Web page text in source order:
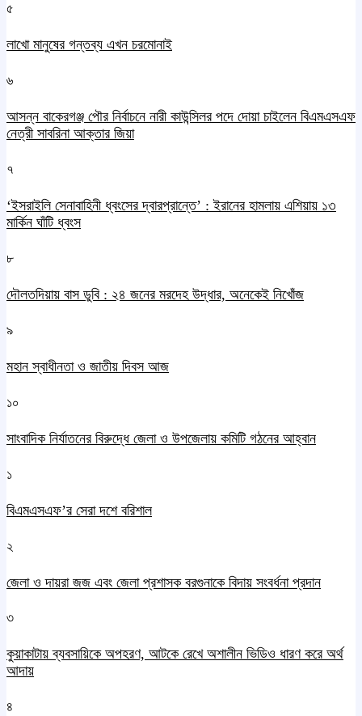
৫
লাখো মানুষের গন্তব্য এখন চরমোনাই
৬
আসন্ন বাকেরগঞ্জ পৌর নির্বাচনে নারী কাউন্সিলর পদে দোয়া চাইলেন বিএমএসএফ
নেত্রী সাবরিনা আক্তার জিয়া
৭
‘ইসরাইলি সেনাবাহিনী ধ্বংসের দ্বারপ্রান্তে’ : ইরানের হামলায় এশিয়ায় ১৩
মার্কিন ঘাঁটি ধ্বংস
৮
দৌলতদিয়ায় বাস ডুবি : ২৪ জনের মরদেহ উদ্ধার, অনেকেই নিখোঁজ
৯
মহান স্বাধীনতা ও জাতীয় দিবস আজ
১০
সাংবাদিক নির্যাতনের বিরুদ্ধে জেলা ও উপজেলায় কমিটি গঠনের আহ্বান
১
বিএমএসএফ’র সেরা দশে বরিশাল
২
জেলা ও দায়রা জজ এবং জেলা প্রশাসক বরগুনাকে বিদায় সংবর্ধনা প্রদান
৩
কুয়াকাটায় ব্যবসায়িকে অপহরণ, আটকে রেখে অশালীন ভিডিও ধারণ করে অর্থ
আদায়
৪